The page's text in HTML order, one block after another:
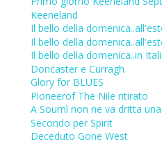
Keeneland
Il bello della
Il bello della
Il bello della domenica..in
Doncaster e Curragh
Glory for BLUES
Pioneerof The Nile ritirato
A Soumì non ne va dritta una
Secondo per Spirit
Deceduto Gone West